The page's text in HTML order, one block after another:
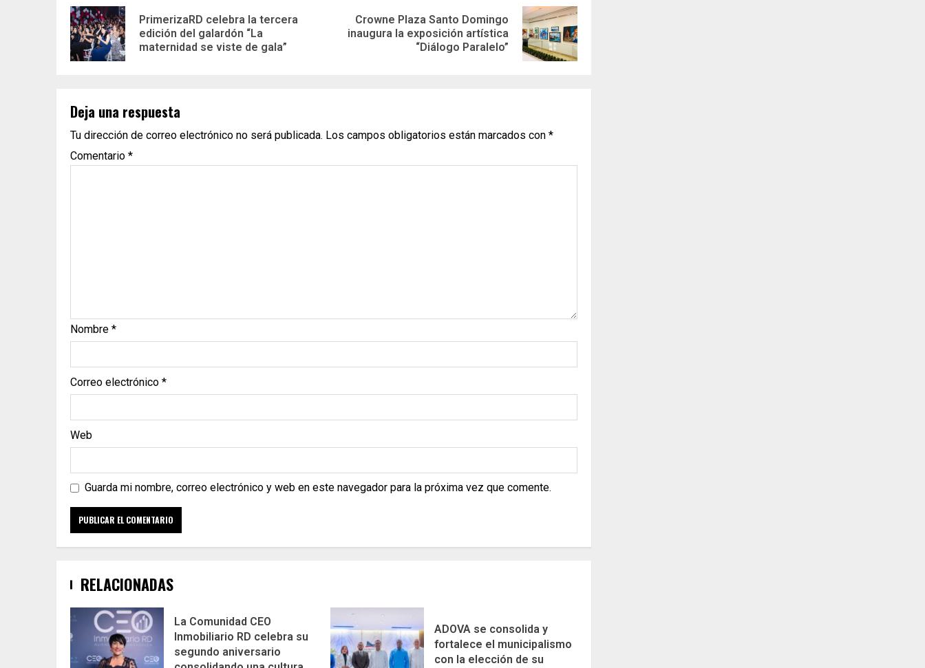
PrimerizaRD celebra la tercera
edición del galardón “La
maternidad se viste de gala”
Crowne Plaza Santo Domingo
inaugura la exposición artística
“Diálogo Paralelo”
Deja una respuesta
Tu dirección de correo electrónico no será publicada. Los campos obligatorios están marcados con *
Comentario *
Nombre *
Correo electrónico *
Web
Guarda mi nombre, correo electrónico y web en este navegador para la próxima vez que comente.
RELACIONADAS
La Comunidad CEO
Inmobiliario RD celebra su
segundo aniversario
ADOVA se consolida y
fortalece el municipalismo
con la elección de su